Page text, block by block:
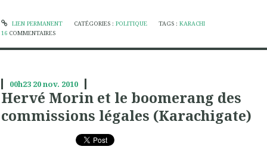
LIEN PERMANENT CATÉGORIES : POLITIQUE TAGS :KARACHI
16 COMMENTAIRES
00h23 20nov. 2010
Hervé Morin et le boomerang des
commissions légales (Karachigate)